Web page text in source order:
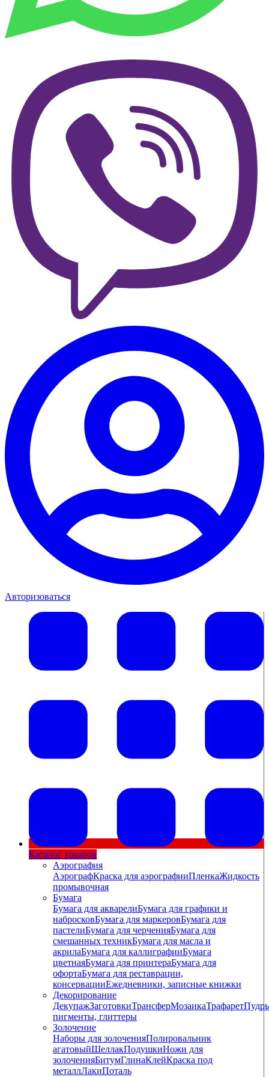
Авторизоваться
Каталог товаров
Аэрография
АэрографКраска для аэрографииПленкаЖидкость
промывочная
Бумага
Бумага для акварелиБумага для графики и
набросковБумага для маркеровБумага для
пастелиБумага для черченияБумага для
смешанных техникБумага для масла и
акрилаБумага для каллиграфииБумага
цветнаяБумага для принтераБумага для
офортаБумага для реставрации,
консервацииЕжедневники, записные книжки
Декорирование
ДекупажЗаготовкиТрансферМозаикаТрафарет
пигменты, глиттеры
Золочение
Наборы для золоченияПолировальник
агатовыйШеллакПодушкиНожи для
золоченияБитумГлинаКлейКраска под
металлЛакиПоталь